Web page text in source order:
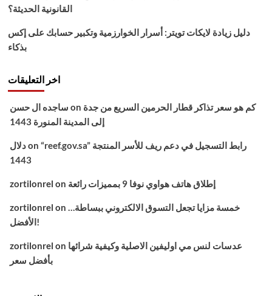
القانونية الحديثة؟
دليل زيادة لايكات تويتر: أسرار الخوارزمية وتكبير حسابك على إكس
بذكاء
اخر التعليقات
ساجده ال حسن on كم هو سعر تذاكر قطار الحرمين السريع من جدة
إلى المدينة المنورة 1443
دلالon “reef.gov.sa” رابط التسجيل في دعم ريف للأسر المنتجة
1443
zortilonrel on إطلاق هاتف هواوي نوفا 9 بمميزات رائعة
zortilonrel on خمسة مزايا تجعل التسوق الالكتروني ببساطة…
الأفضل!
zortilonrel on عدسات لنس مي اوليفين الاصلية وكيفية شرائها
بأفضل سعر